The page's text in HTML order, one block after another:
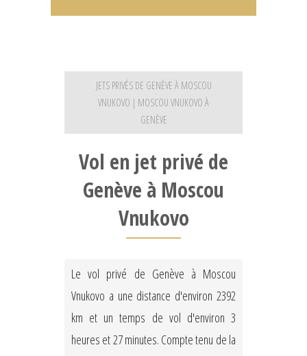
JETS PRIVÉS DE GENÈVE À MOSCOU
VNUKOVO | MOSCOU VNUKOVO À
GENÈVE
Vol en jet privé de
Genève à Moscou
Vnukovo
Le vol privé de Genève à Moscou
Vnukovo a une distance d'environ 2392
km et un temps de vol d'environ 3
heures et 27 minutes. Compte tenu de la